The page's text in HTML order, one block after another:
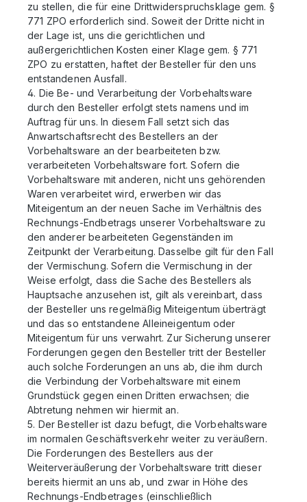
zu stellen, die für eine Drittwiderspruchsklage gem. §
771 ZPO erforderlich sind. Soweit der Dritte nicht in
der Lage ist, uns die gerichtlichen und
außergerichtlichen Kosten einer Klage gem. § 771
ZPO zu erstatten, haftet der Besteller für den uns
entstandenen Ausfall.
4. Die Be- und Verarbeitung der Vorbehaltsware
durch den Besteller erfolgt stets namens und im
Auftrag für uns. In diesem Fall setzt sich das
Anwartschaftsrecht des Bestellers an der
Vorbehaltsware an der bearbeiteten bzw.
verarbeiteten Vorbehaltsware fort. Sofern die
Vorbehaltsware mit anderen, nicht uns gehörenden
Waren verarbeitet wird, erwerben wir das
Miteigentum an der neuen Sache im Verhältnis des
Rechnungs-Endbetrags unserer Vorbehaltsware zu
den anderer bearbeiteten Gegenständen im
Zeitpunkt der Verarbeitung. Dasselbe gilt für den Fall
der Vermischung. Sofern die Vermischung in der
Weise erfolgt, dass die Sache des Bestellers als
Hauptsache anzusehen ist, gilt als vereinbart, dass
der Besteller uns regelmäßig Miteigentum überträgt
und das so entstandene Alleineigentum oder
Miteigentum für uns verwahrt. Zur Sicherung unserer
Forderungen gegen den Besteller tritt der Besteller
auch solche Forderungen an uns ab, die ihm durch
die Verbindung der Vorbehaltsware mit einem
Grundstück gegen einen Dritten erwachsen; die
Abtretung nehmen wir hiermit an.
5. Der Besteller ist dazu befugt, die Vorbehaltsware
im normalen Geschäftsverkehr weiter zu veräußern.
Die Forderungen des Bestellers aus der
Weiterveräußerung der Vorbehaltsware tritt dieser
bereits hiermit an uns ab, und zwar in Höhe des
Rechnungs-Endbetrages (einschließlich